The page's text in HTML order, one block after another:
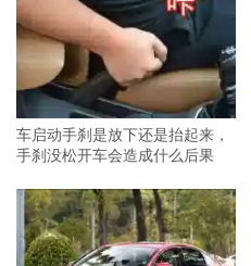
车启动手刹是放下还是抬起来，
手刹没松开车会造成什么后果